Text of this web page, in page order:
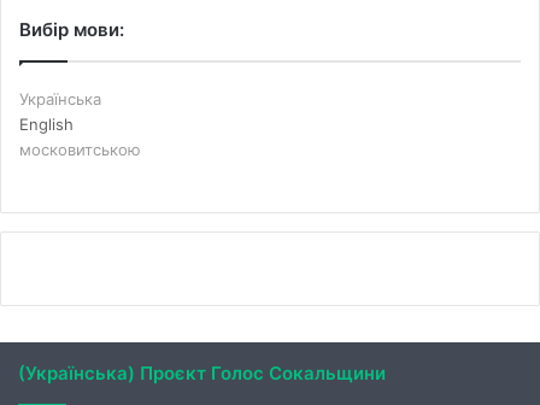
Вибір мови:
Українська
English
московитською
(Українська) Проєкт Голос Сокальщини